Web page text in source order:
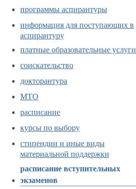
программы аспирантуры
информация для поступающих в
аспирантуру
платные образовательные услуги
соискательство
докторантура
МТО
расписание
курсы по выбору
стипендии и иные виды
материальной поддержки
расписание вступительных
экзаменов